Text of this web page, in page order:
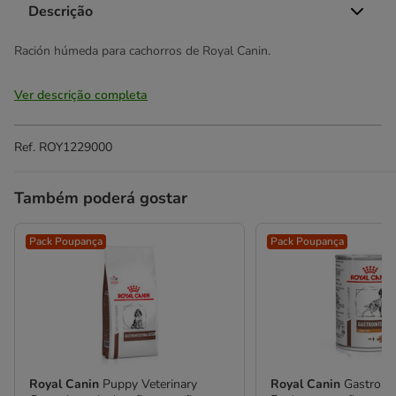
Descrição
Ración húmeda para cachorros de Royal Canin.
Ver descrição completa
Ref. ROY1229000
Também poderá gostar
Pack Poupança
Royal Canin Puppy Veterinary
Pack Poupança
Royal Canin